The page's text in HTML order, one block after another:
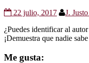
22 julio, 2017 J.
¿Puedes identificar al
¡Demuestra que nadie
Me gusta: